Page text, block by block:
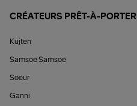
CRÉATEURS PRÊT-À-PORTER
Kujten
Samsoe Samsoe
Soeur
Ganni